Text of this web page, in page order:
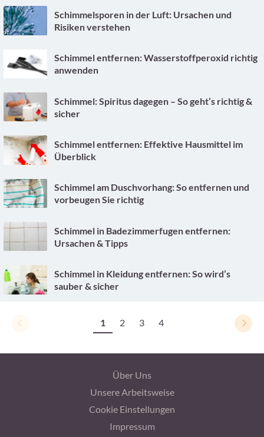
Schimmelsporen in der Luft: Ursachen und
Risiken verstehen
Schimmel entfernen: Wasserstoffperoxid richtig
anwenden
Schimmel: Spiritus dagegen – So geht’s richtig &
sicher
Schimmel entfernen: Effektive Hausmittel im
Überblick
Schimmel am Duschvorhang: So entfernen und
vorbeugen Sie richtig
Schimmel in Badezimmerfugen entfernen:
Ursachen & Tipps
Schimmel in Kleidung entfernen: So wird’s
sauber & sicher
1 2 3 4
Über Uns
Unsere Arbeitsweise
Cookie Einstellungen
Impressum